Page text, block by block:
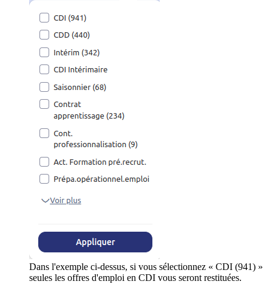
Dans l'exemple ci-dessus, si vous sélectionnez « CDI (941) »
seules les offres d'emploi en CDI vous seront restituées.